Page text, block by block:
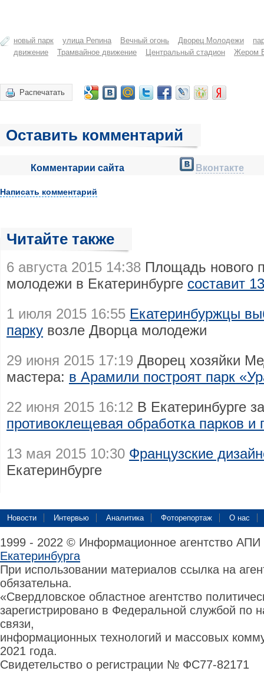
новый парк улица Репина Вечный огонь Дворец Молодежи
движение
Трамвайное движение Центральный стадион Жером
Распечатать
Оставить комментарий
Комментарии сайта Вконтакте
Написать комментарий
Читайте также
6 августа 2015 14:38 Площадь нового
молодежи в Екатеринбурге составит
1 июля 2015 16:55 Екатеринбуржцы
парку возле Дворца молодежи
29 июня 2015 17:19 Дворец хозяйки
мастера: в Арамили построят парк
22 июня 2015 16:12 В Екатеринбурге
противоклещевая обработка парков и
13 мая 2015 10:30 Французские
Екатеринбурге
Новости Интервью Аналитика Фоторепортаж О нас
1999 - 2022 © Информационное агентство
Екатеринбурга
При использовании материалов ссылка на
обязательна.
«Свердловское областное агентство
зарегистрировано в Федеральной службой по
связи,
информационных технологий и массовых
2021 года.
Свидетельство о регистрации № ФС77-82171